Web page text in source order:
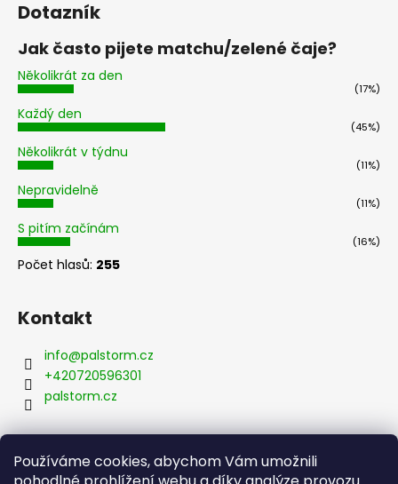
Používáme cookies, abychom Vám umožnili
Dotazník
Jak často pijete matchu/zelené čaje?
Několikrát za den
(17%)
Každý den
(45%)
Několikrát v týdnu
(11%)
Nepravidelně
(11%)
S pitím začínám
(16%)
Počet hlasů: 255
Kontakt
info@palstorm.cz
+420720596301
palstorm.cz
Přijímáme online platby